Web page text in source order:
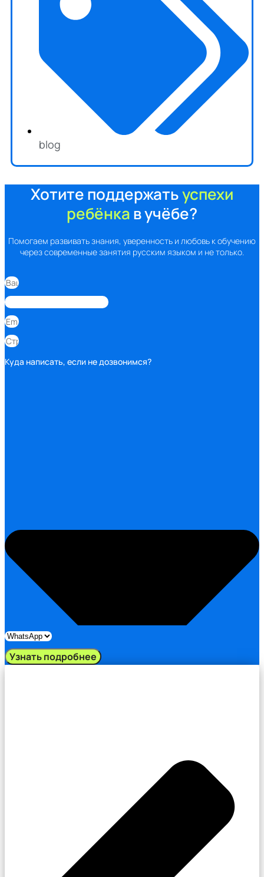
blog
Хотите поддержатьуспехи
ребёнкав учёбе?
Помогаем развивать знания, уверенность и любовь к обучению
через современные занятия русским языком и не только.
Куда написать, если не дозвонимся?
Узнать подробнее